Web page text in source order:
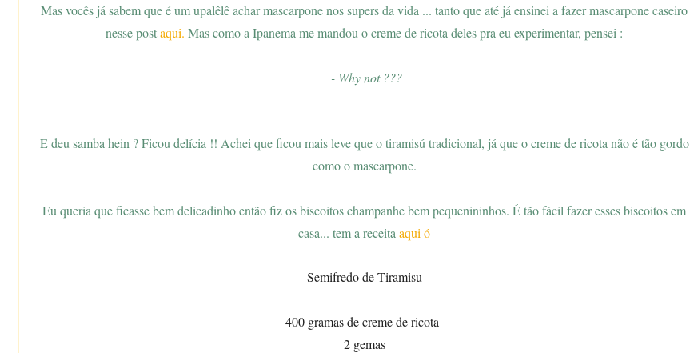
Mas vocês já sabem que é um upalêlê achar mascarpone nos supers da vida ... tanto que até já ensinei a fazer mascarpone caseiro
nesse postaqui. Mas como a Ipanema me mandou o creme de ricota deles pra eu experimentar, pensei :
- Why not ???
E deu samba hein ? Ficou delícia !! Achei que ficou mais leve que o tiramisú tradicional, já que o creme de ricota não é tão gordo
como o mascarpone.
Eu queria que ficasse bem delicadinho então fiz os biscoitos champanhe bem pequenininhos. É tão fácil fazer esses biscoitos em
casa... tem a receitaaqui ó
Semifredo de Tiramisu
400 gramas de creme de ricota
2 gemas